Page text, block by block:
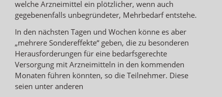
welche Arzneimittel ein plötzlicher, wenn auch
gegebenenfalls unbegründeter, Mehrbedarf entstehe.
In den nächsten Tagen und Wochen könne es aber
„mehrere Sondereffekte“ geben, die zu besonderen
Herausforderungen für eine bedarfsgerechte
Versorgung mit Arzneimitteln in den kommenden
Monaten führen könnten, so die Teilnehmer. Diese
seien unter anderen